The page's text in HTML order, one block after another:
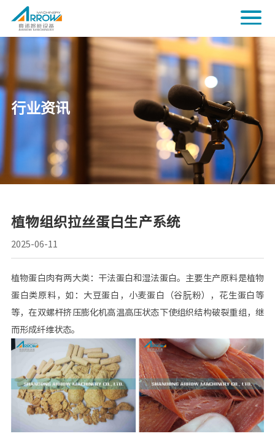
行业资讯
植物组织拉丝蛋白生产系统
2025-06-11
植物蛋白肉有两大类：干法蛋白和湿法蛋白。主要生产原料是植物
蛋白类原料，如：大豆蛋白，小麦蛋白（谷朊粉），花生蛋白等
等，在双螺杆挤压膨化机高温高压状态下使组织结构破裂重组，继
而形成纤维状态。